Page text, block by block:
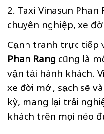
2. Taxi Vinasun Phan
chuyên nghiệp, xe
Cạnh tranh trực tiếp
Phan Rang cũng là
vận tải hành khách.
xe đời mới, sạch sẽ
kỳ, mang lại trải
khách trên mọi nẻo